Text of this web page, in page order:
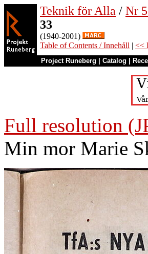
Teknik för Alla / Nr
33
(1940-2001)
Table of Contents / Innehåll | <<
Project Runeberg Catalog
Full resolution
Min mor Marie